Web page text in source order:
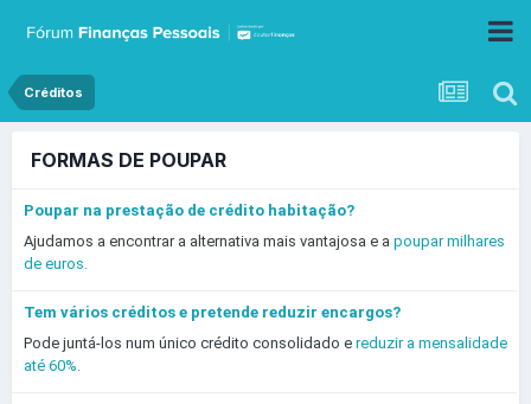
Créditos
FORMAS DE POUPAR
Poupar na prestação de crédito habitação?
Ajudamos a encontrar a alternativa mais vantajosa e a poupar milhares
de euros.
Tem vários créditos e pretende reduzir encargos?
Pode juntá-los num único crédito consolidado e reduzir a mensalidade
até 60%.